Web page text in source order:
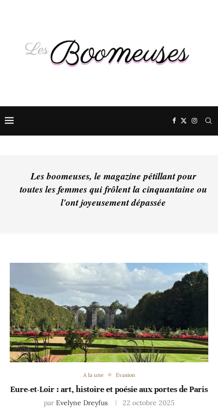
Les boomeuses, le magazine pétillant pour
toutes les femmes qui frôlent la cinquantaine ou
l'ont joyeusement dépassée
A la une Evasion
Eure-et-Loir : art, histoire et poésie aux portes de Paris
par Evelyne Dreyfus 22 octobre 2025